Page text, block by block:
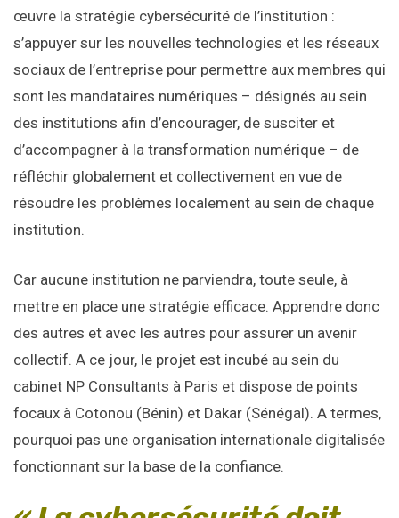
œuvre la stratégie cybersécurité de l’institution :
s’appuyer sur les nouvelles technologies et les réseaux
sociaux de l’entreprise pour permettre aux membres qui
sont les mandataires numériques – désignés au sein
des institutions afin d’encourager, de susciter et
d’accompagner à la transformation numérique – de
réfléchir globalement et collectivement en vue de
résoudre les problèmes localement au sein de chaque
institution.
Car aucune institution ne parviendra, toute seule, à
mettre en place une stratégie efficace. Apprendre donc
des autres et avec les autres pour assurer un avenir
collectif. A ce jour, le projet est incubé au sein du
cabinet NP Consultants à Paris et dispose de points
focaux à Cotonou (Bénin) et Dakar (Sénégal). A termes,
pourquoi pas une organisation internationale digitalisée
fonctionnant sur la base de la confiance.